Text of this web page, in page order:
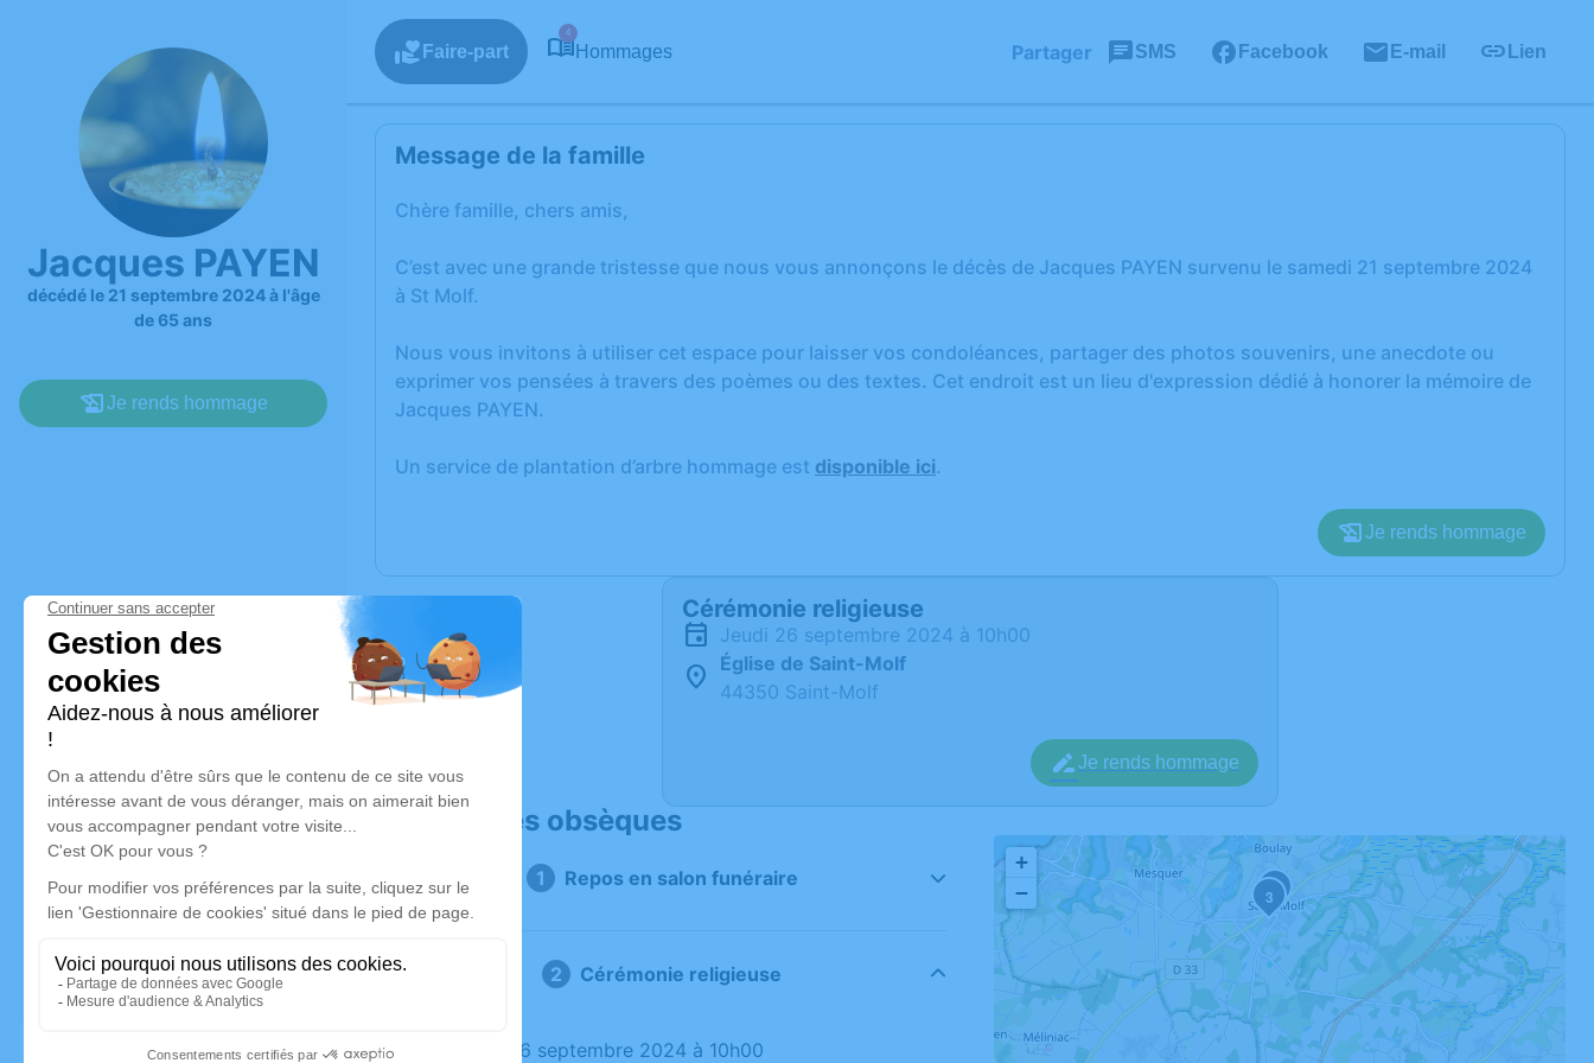
Jacques PAYEN
décédé le 21 septembre 2024 à l'âge
de 65 ans
Je rends hommage
Faire-part
4
Hommages Partager SMS Facebook E-mail Lien
Message de la famille
Chère famille, chers amis,
C’est avec une grande tristesse que nous vous annonçons le décès de Jacques PAYEN survenu le samedi 21 septembre 2024
à St Molf.
Nous vous invitons à utiliser cet espace pour laisser vos condoléances, partager des photos souvenirs, une anecdote ou
exprimer vos pensées à travers des poèmes ou des textes. Cet endroit est un lieu d'expression dédié à honorer la mémoire de
Jacques PAYEN.
Un service de plantation d’arbre hommage est disponible ici.
Je rends hommage
Cérémonie religieuse
jeudi 26 septembre 2024 à 10h00
Église de Saint-Molf
44350 Saint-Molf
Je rends hommage
Déroulé des obsèques
Repos en salon funéraire
Cérémonie religieuse
Le jeudi 26 septembre 2024 à 10h00
2
3
+
−